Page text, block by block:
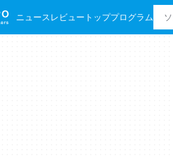
ニュース レビュー トッププログラム